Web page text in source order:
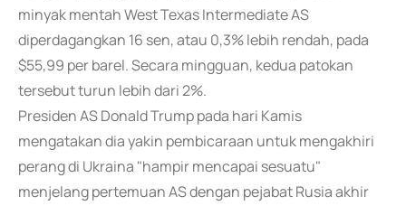
minyak mentah West Texas Intermediate AS
diperdagangkan 16 sen, atau 0,3% lebih rendah, pada
$55,99 per barel. Secara mingguan, kedua patokan
tersebut turun lebih dari 2%.
Presiden AS Donald Trump pada hari Kamis
mengatakan dia yakin pembicaraan untuk mengakhiri
perang di Ukraina "hampir mencapai sesuatu"
menjelang pertemuan AS dengan pejabat Rusia akhir